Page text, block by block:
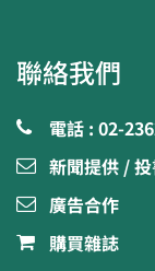
聯絡我們
電話 : 02-
新聞提供 /
廣告合作
購買雜誌